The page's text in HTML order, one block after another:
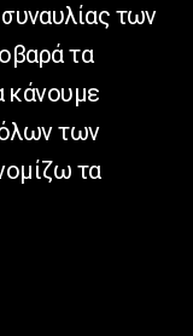
των
τα
κάνουμε
των
τα